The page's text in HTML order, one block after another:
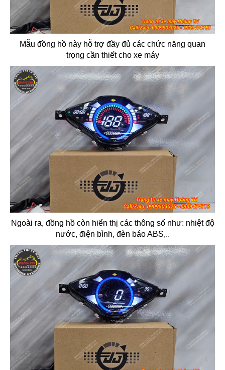
Mẫu đồng hồ này hỗ trợ đầy đủ các chức năng quan
trọng cần thiết cho xe máy
Ngoài ra, đồng hồ còn hiển thị các thông số như: nhiệt độ
nước, điện bình, đèn báo ABS,..